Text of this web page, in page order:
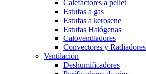
Calefactores a pellet
Estufas a gas
Estufas a kerosene
Estufas Halógenas
Caloventiladores
Convectores y Radiadores
Ventilación
Deshumificadores